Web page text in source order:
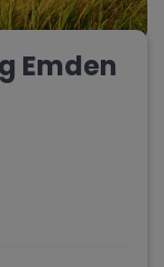
Emden